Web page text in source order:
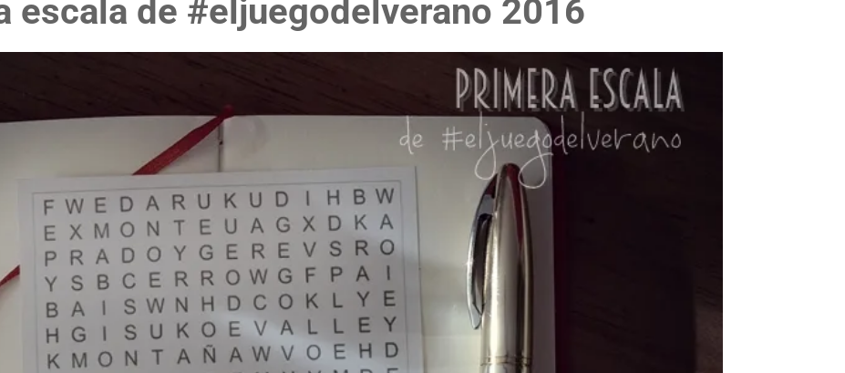
escala de #eljuegodelverano 2016